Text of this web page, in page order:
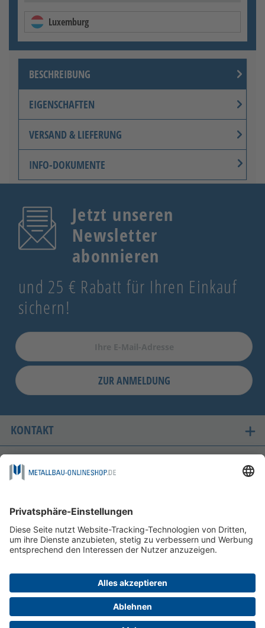
Luxemburg
BESCHREIBUNG
EIGENSCHAFTEN
VERSAND & LIEFERUNG
INFO-DOKUMENTE
Jetzt unseren
Newsletter
abonnieren
und 25 € Rabatt für Ihren Einkauf
sichern!
ZUR ANMELDUNG
KONTAKT
UNSERE LIEFERLÄNDER
FOLGEN SIE UNS AUF
ZAHLUNGSMÖGLICHKEITEN
HILFE & SERVICE